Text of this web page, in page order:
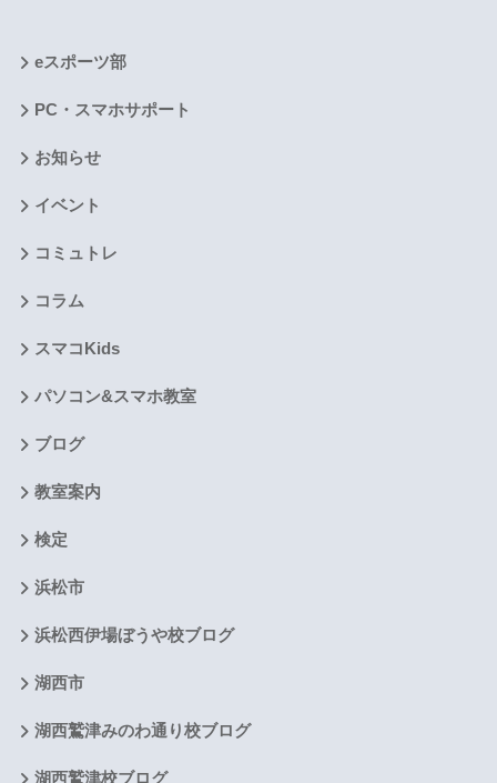
eスポーツ部
PC・スマホサポート
お知らせ
イベント
コミュトレ
コラム
スマコKids
パソコン&スマホ教室
ブログ
教室案内
検定
浜松市
浜松西伊場ぼうや校ブログ
湖西市
湖西鷲津みのわ通り校ブログ
湖西鷲津校ブログ